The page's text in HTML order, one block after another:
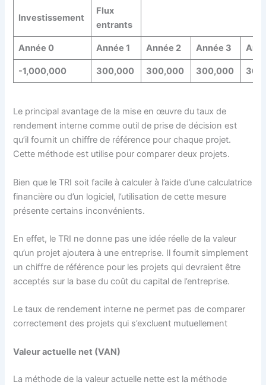
Investissement
Flux
entrants
Année 0 Année 1 Année 2 Année 3
-1,000,000 300,000 300,000 300,000
Le principal avantage de la mise en œuvre du taux de
rendement interne comme outil de prise de décision est
qu’il fournit un chiffre de référence pour chaque projet.
Cette méthode est utilise pour comparer deux projets.
Bien que le TRI soit facile à calculer à l’aide d’une calculatrice
financière ou d’un logiciel, l’utilisation de cette mesure
présente certains inconvénients.
En effet, le TRI ne donne pas une idée réelle de la valeur
qu’un projet ajoutera à une entreprise. Il fournit simplement
un chiffre de référence pour les projets qui devraient être
acceptés sur la base du coût du capital de l’entreprise.
Le taux de rendement interne ne permet pas de comparer
correctement des projets qui s’excluent mutuellement
Valeur actuelle net (VAN)
La méthode de la valeur actuelle nette est la méthode